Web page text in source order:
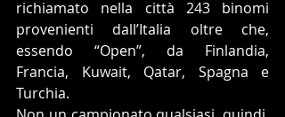
richiamato nella città 243 binomi
provenienti dall’Italia oltre che,
essendo “Open”, da Finlandia,
Francia, Kuwait, Qatar, Spagna e
Turchia.